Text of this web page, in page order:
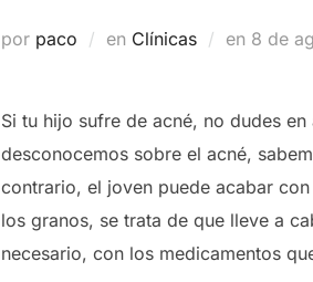
por paco en Clínicas en 8 de
Si tu hijo sufre de acné, no dudes
desconocemos sobre el acné,
contrario, el joven puede acabar
los granos, se trata de que lleve a
necesario, con los medicamentos